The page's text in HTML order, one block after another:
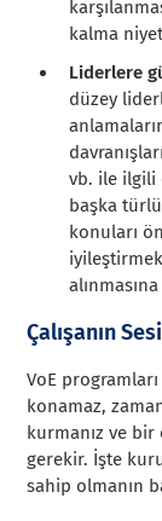
kalma
Liderlere
düzey
vb. ile ilgili
başka
konuları
Çalışanın
VoE
konamaz,
kurmanız ve
gerekir. İşte
sahip olmanın